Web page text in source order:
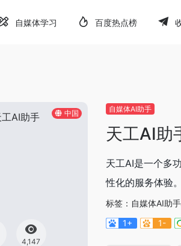
自媒体学习 百度热点榜
中国
4,147
自媒体AI助手
天工AI助
天工AI是一个多
性化的服务体验。
标签： 自媒体AI助手
1+
1-